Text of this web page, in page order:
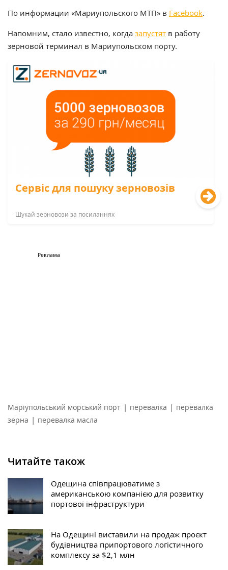
По информации «Мариупольского МТП» в Facebook.
Напомним, стало известно, когда запустят в работу
зерновой терминал в Мариупольском порту.
Сервіс для пошуку зерновозів
Шукай зерновози за посиланнях
Маріупольський морський порт | перевалка | перевалка
зерна | перевалка масла
Читайте також
Одещина співпрацюватиме з
американською компанією для розвитку
портової інфраструктури
На Одещині виставили на продаж проєкт
будівництва припортового логістичного
комплексу за $2,1 млн